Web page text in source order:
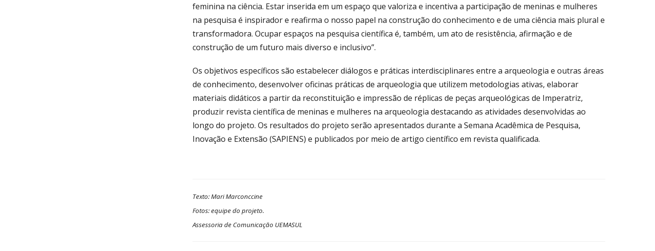
feminina na ciência. Estar inserida em um espaço que valoriza e incentiva a participação de meninas e mulheres
na pesquisa é inspirador e reafirma o nosso papel na construção do conhecimento e de uma ciência mais plural e
transformadora. Ocupar espaços na pesquisa científica é, também, um ato de resistência, afirmação e de
construção de um futuro mais diverso e inclusivo”.
Os objetivos específicos são estabelecer diálogos e práticas interdisciplinares entre a arqueologia e outras áreas
de conhecimento, desenvolver oficinas práticas de arqueologia que utilizem metodologias ativas, elaborar
materiais didáticos a partir da reconstituição e impressão de réplicas de peças arqueológicas de Imperatriz,
produzir revista científica de meninas e mulheres na arqueologia destacando as atividades desenvolvidas ao
longo do projeto. Os resultados do projeto serão apresentados durante a Semana Acadêmica de Pesquisa,
Inovação e Extensão (SAPIENS) e publicados por meio de artigo científico em revista qualificada.
Texto: Mari Marconccine
Fotos: equipe do projeto.
Assessoria de Comunicação UEMASUL